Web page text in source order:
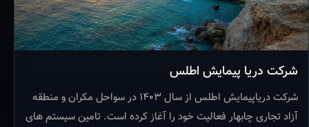
شرکت دریا پیمایش اطلس
شرکت دریاپیمایش اطلس از سال ۱۴۰۳ در سواحل مکران و منطقه
آزاد تجاری چابهار فعالیت خود را آغاز کرده است. تامین سیستم های